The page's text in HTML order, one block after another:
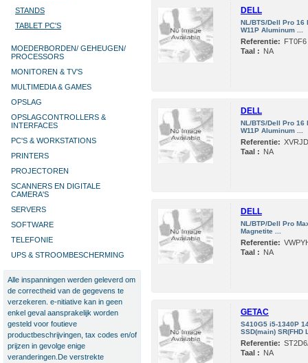
STANDS
TABLET PC'S
MOEDERBORDEN/ GEHEUGEN/
PROCESSORS
MONITOREN & TV’S
MULTIMEDIA & GAMES
OPSLAG
OPSLAGCONTROLLERS &
INTERFACES
PC'S & WORKSTATIONS
PRINTERS
PROJECTOREN
SCANNERS EN DIGITALE
CAMERA'S
SERVERS
SOFTWARE
TELEFONIE
UPS & STROOMBESCHERMING
Alle inspanningen werden geleverd om
de correctheid van de gegevens te
verzekeren. e-nitiative kan in geen
enkel geval aansprakelijk worden
gesteld voor foutieve
productbeschrijvingen, tax codes en/of
prijzen in gevolge enige
veranderingen.De verstrekte
DELL
NL/BTS/Dell Pro 16
W11P Aluminum ...
Referentie: FT0F6
Taal : NA
DELL
NL/BTS/Dell Pro 16
W11P Aluminum ...
Referentie: XVRJD
Taal : NA
DELL
NL/BTP/Dell Pro
Magnetite ...
Referentie:
Taal : NA
GETAC
S410G5 i5-1340P
SSD(main) SR(FHD
Referentie:
Taal : NA